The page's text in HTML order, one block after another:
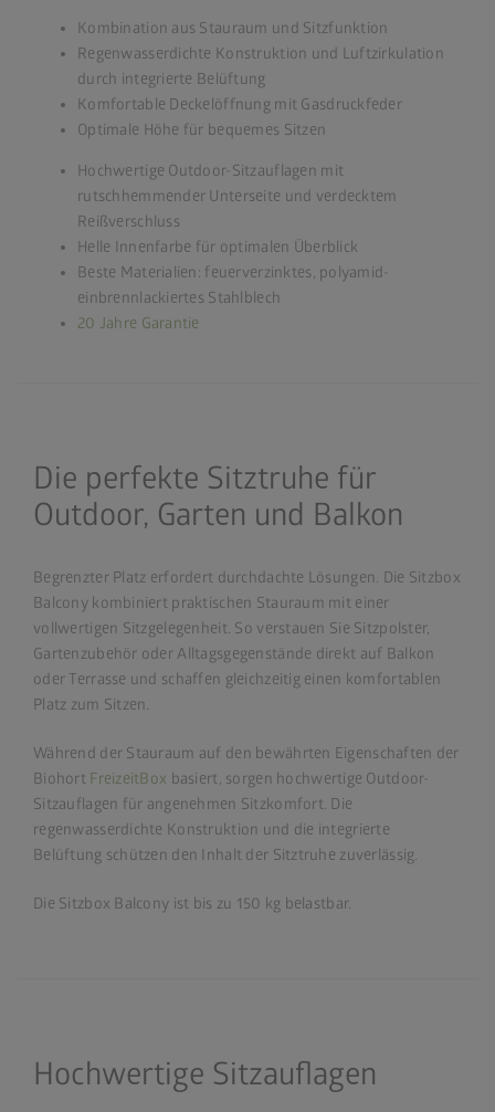
Kombination aus Stauraum und Sitzfunktion
Regenwasserdichte Konstruktion und Luftzirkulation
durch integrierte Belüftung
Komfortable Deckelöffnung mit Gasdruckfeder
Optimale Höhe für bequemes Sitzen
Hochwertige Outdoor-Sitzauflagen mit
rutschhemmender Unterseite und verdecktem
Reißverschluss
Helle Innenfarbe für optimalen Überblick
Beste Materialien: feuerverzinktes, polyamid-
einbrennlackiertes Stahlblech
20 Jahre Garantie
Die perfekte Sitztruhe für
Outdoor, Garten und Balkon
Begrenzter Platz erfordert durchdachte Lösungen. Die Sitzbox
Balcony kombiniert praktischen Stauraum mit einer
vollwertigen Sitzgelegenheit. So verstauen Sie Sitzpolster,
Gartenzubehör oder Alltagsgegenstände direkt auf Balkon
oder Terrasse und schaffen gleichzeitig einen komfortablen
Platz zum Sitzen.
Während der Stauraum auf den bewährten Eigenschaften der
Biohort FreizeitBox basiert, sorgen hochwertige Outdoor-
Sitzauflagen für angenehmen Sitzkomfort. Die
regenwasserdichte Konstruktion und die integrierte
Belüftung schützen den Inhalt der Sitztruhe zuverlässig.
Die Sitzbox Balcony ist bis zu 150 kg belastbar.
Hochwertige Sitzauflagen